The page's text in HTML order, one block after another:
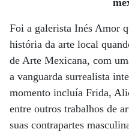
Foi a galerista Inés Amor
história da arte local
de Arte Mexicana, com
a vanguarda surrealista
momento incluía Frida,
entre outros trabalhos de
suas contrapartes